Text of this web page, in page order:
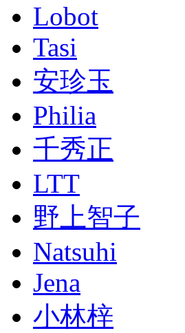
Lobot
Tasi
安珍玉
Philia
千秀正
LTT
野上智子
Natsuhi
Jena
小林梓